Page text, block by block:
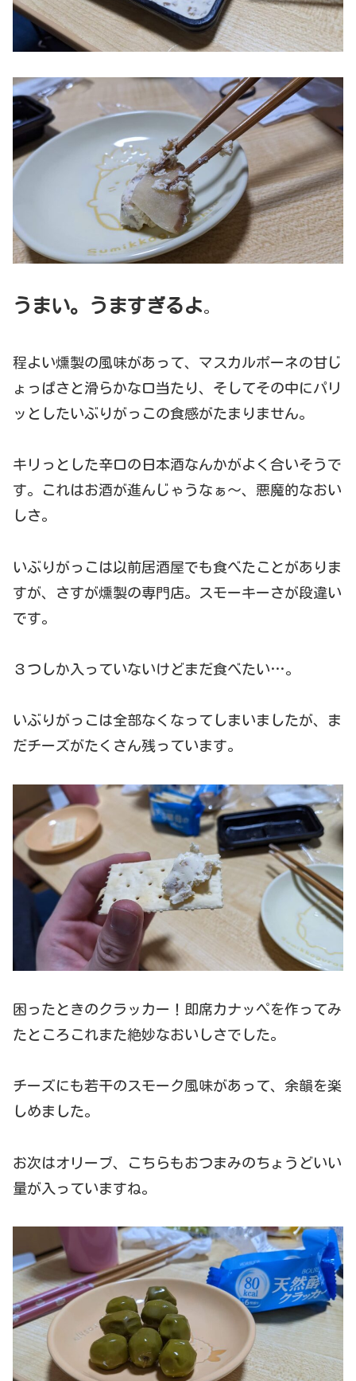
うまい。うますぎるよ。
程よい燻製の風味があって、マスカルポーネの甘じ
ょっぱさと滑らかな口当たり、そしてその中にパリ
ッとしたいぶりがっこの食感がたまりません。
キリっとした辛口の日本酒なんかがよく合いそうで
す。これはお酒が進んじゃうなぁ～、悪魔的なおい
しさ。
いぶりがっこは以前居酒屋でも食べたことがありま
すが、さすが燻製の専門店。スモーキーさが段違い
です。
３つしか入っていないけどまだ食べたい…。
いぶりがっこは全部なくなってしまいましたが、ま
だチーズがたくさん残っています。
困ったときのクラッカー！即席カナッペを作ってみ
たところこれまた絶妙なおいしさでした。
チーズにも若干のスモーク風味があって、余韻を楽
しめました。
お次はオリーブ、こちらもおつまみのちょうどいい
量が入っていますね。